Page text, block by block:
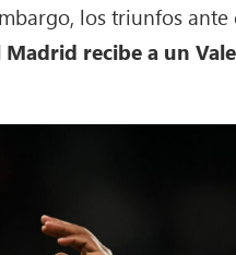
los triunfos
Madrid recibe a un